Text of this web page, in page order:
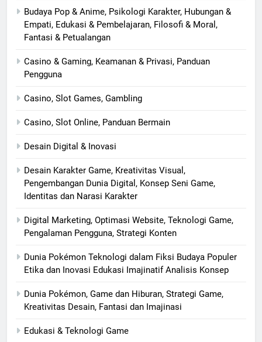
Budaya Pop & Anime, Psikologi Karakter, Hubungan &
Empati, Edukasi & Pembelajaran, Filosofi & Moral,
Fantasi & Petualangan
Casino & Gaming, Keamanan & Privasi, Panduan
Pengguna
Casino, Slot Games, Gambling
Casino, Slot Online, Panduan Bermain
Desain Digital & Inovasi
Desain Karakter Game, Kreativitas Visual,
Pengembangan Dunia Digital, Konsep Seni Game,
Identitas dan Narasi Karakter
Digital Marketing, Optimasi Website, Teknologi Game,
Pengalaman Pengguna, Strategi Konten
Dunia Pokémon Teknologi dalam Fiksi Budaya Populer
Etika dan Inovasi Edukasi Imajinatif Analisis Konsep
Dunia Pokémon, Game dan Hiburan, Strategi Game,
Kreativitas Desain, Fantasi dan Imajinasi
Edukasi & Teknologi Game